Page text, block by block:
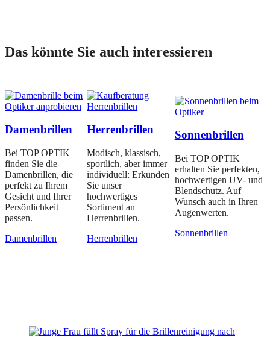
Das könnte Sie auch interessieren
Damenbrillen
Bei TOP OPTIK
finden Sie die
Damenbrillen, die
perfekt zu Ihrem
Gesicht und Ihrer
Persönlichkeit
passen.
Damenbrillen
Herrenbrillen
Modisch, klassisch,
sportlich, aber immer
individuell: Erkunden
Sie unser
hochwertiges
Sortiment an
Herrenbrillen.
Herrenbrillen
Sonnenbrillen
Bei TOP OPTIK
erhalten Sie perfekten,
hochwertigen UV- und
Blendschutz. Auf
Wunsch auch in Ihren
Augenwerten.
Sonnenbrillen